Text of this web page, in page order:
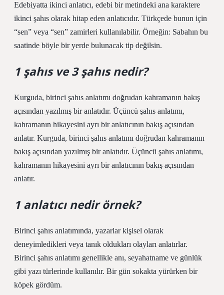
Edebiyatta ikinci anlatıcı, edebi bir metindeki ana karaktere
ikinci şahıs olarak hitap eden anlatıcıdır. Türkçede bunun için
“sen” veya “sen” zamirleri kullanılabilir. Örneğin: Sabahın bu
saatinde böyle bir yerde bulunacak tip değilsin.
1 şahıs ve 3 şahıs nedir?
Kurguda, birinci şahıs anlatımı doğrudan kahramanın bakış
açısından yazılmış bir anlatıdır. Üçüncü şahıs anlatımı,
kahramanın hikayesini ayrı bir anlatıcının bakış açısından
anlatır. Kurguda, birinci şahıs anlatımı doğrudan kahramanın
bakış açısından yazılmış bir anlatıdır. Üçüncü şahıs anlatımı,
kahramanın hikayesini ayrı bir anlatıcının bakış açısından
anlatır.
1 anlatıcı nedir örnek?
Birinci şahıs anlatımında, yazarlar kişisel olarak
deneyimledikleri veya tanık oldukları olayları anlatırlar.
Birinci şahıs anlatımı genellikle anı, seyahatname ve günlük
gibi yazı türlerinde kullanılır. Bir gün sokakta yürürken bir
köpek gördüm.